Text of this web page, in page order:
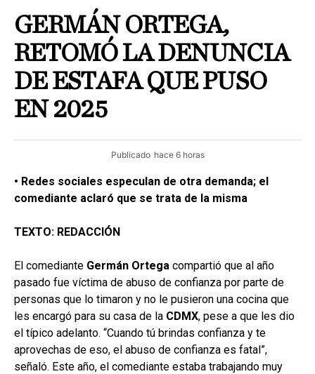
GERMÁN ORTEGA,
RETOMÓ LA DENUNCIA
DE ESTAFA QUE PUSO
EN 2025
Publicado hace 6 horas
• Redes sociales especulan de otra demanda; el
comediante aclaró que se trata de la misma
TEXTO: REDACCIÓN
El comediante Germán Ortega compartió que al año
pasado fue víctima de abuso de confianza por parte de
personas que lo timaron y no le pusieron una cocina que
les encargó para su casa de la CDMX, pese a que les dio
el típico adelanto. “Cuando tú brindas confianza y te
aprovechas de eso, el abuso de confianza es fatal”,
señaló. Este año, el comediante estaba trabajando muy